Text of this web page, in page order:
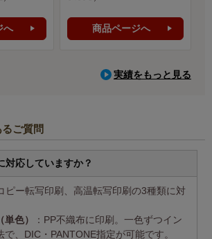
へ 商品ページへ
実績をもっと見る
ご質問
対応していますか？
ピー転写印刷、高温転写印刷の3種類に対
色）
：PP不織布に印刷。一色ずつイン
で、DIC・PANTONE指定が可能です。